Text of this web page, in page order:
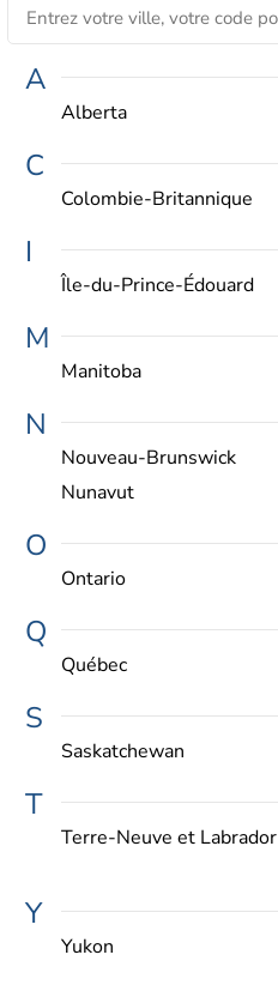
A
Alberta
C
Colombie-Britannique
I
Île-du-Prince-Édouard
M
Manitoba
N
Nouveau-Brunswick
Nunavut
O
Ontario
Q
Québec
S
Saskatchewan
T
Terre-Neuve et Labrador
Y
Yukon